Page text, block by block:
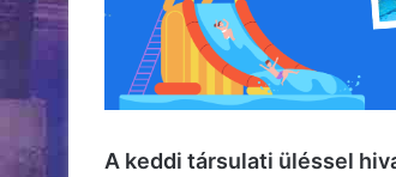
A keddi társulati üléssel